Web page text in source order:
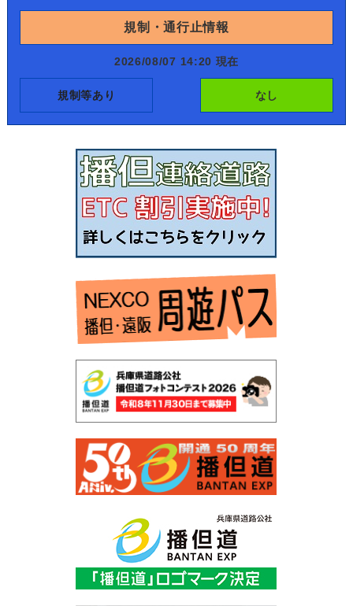
規制・通行止情報
2026/08/07 14:20 現在
規制等あり なし